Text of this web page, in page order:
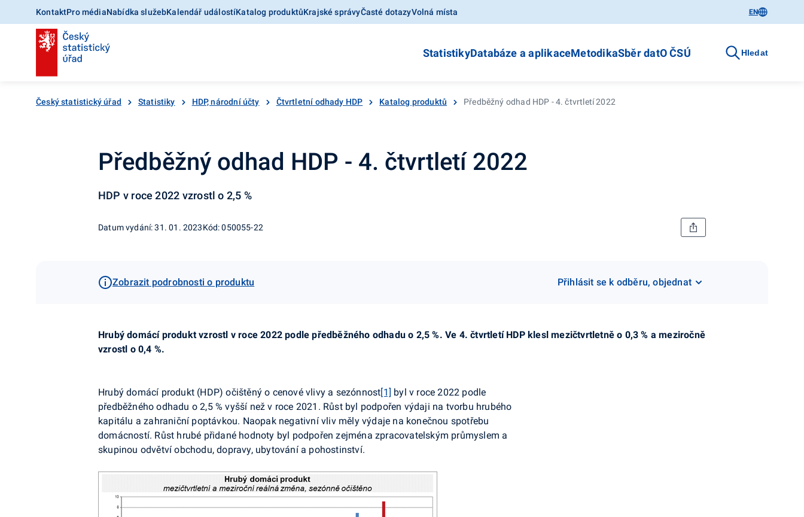
KontaktPro médiaNabídka služebKalendář událostíKatalog produktůKrajské správyČasté dotazyVolná místa EN
StatistikyDatabáze a aplikaceMetodikaSběr datO ČSÚ Hledat
Český statistický úřad Statistiky HDP, národní účty Čtvrtletní odhady HDP Katalog produktů Předběžný odhad HDP - 4. čtvrtletí 2022
Předběžný odhad HDP - 4. čtvrtletí 2022
HDP v roce 2022 vzrostl o 2,5 %
Datum vydání: 31. 01. 2023Kód: 050055-22
Zobrazit podrobnosti o produktu Přihlásit se k odběru, objednat
Hrubý domácí produkt vzrostl v roce 2022 podle předběžného odhadu o 2,5 %. Ve 4. čtvrtletí HDP klesl mezičtvrtletně o 0,3 % a meziročně
vzrostl o 0,4 %.
Hrubý domácí produkt (HDP) očištěný o cenové vlivy a sezónnost[1] byl v roce 2022 podle
předběžného odhadu o 2,5 % vyšší než v roce 2021. Růst byl podpořen výdaji na tvorbu hrubého
kapitálu a zahraniční poptávkou. Naopak negativní vliv měly výdaje na konečnou spotřebu
domácností. Růst hrubé přidané hodnoty byl podpořen zejména zpracovatelským průmyslem a
skupinou odvětví obchodu, dopravy, ubytování a pohostinství.